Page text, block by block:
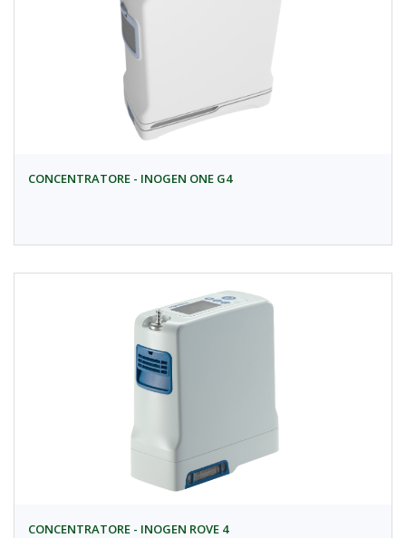
CONCENTRATORE - INOGEN ONE G4
CONCENTRATORE - INOGEN ROVE 4